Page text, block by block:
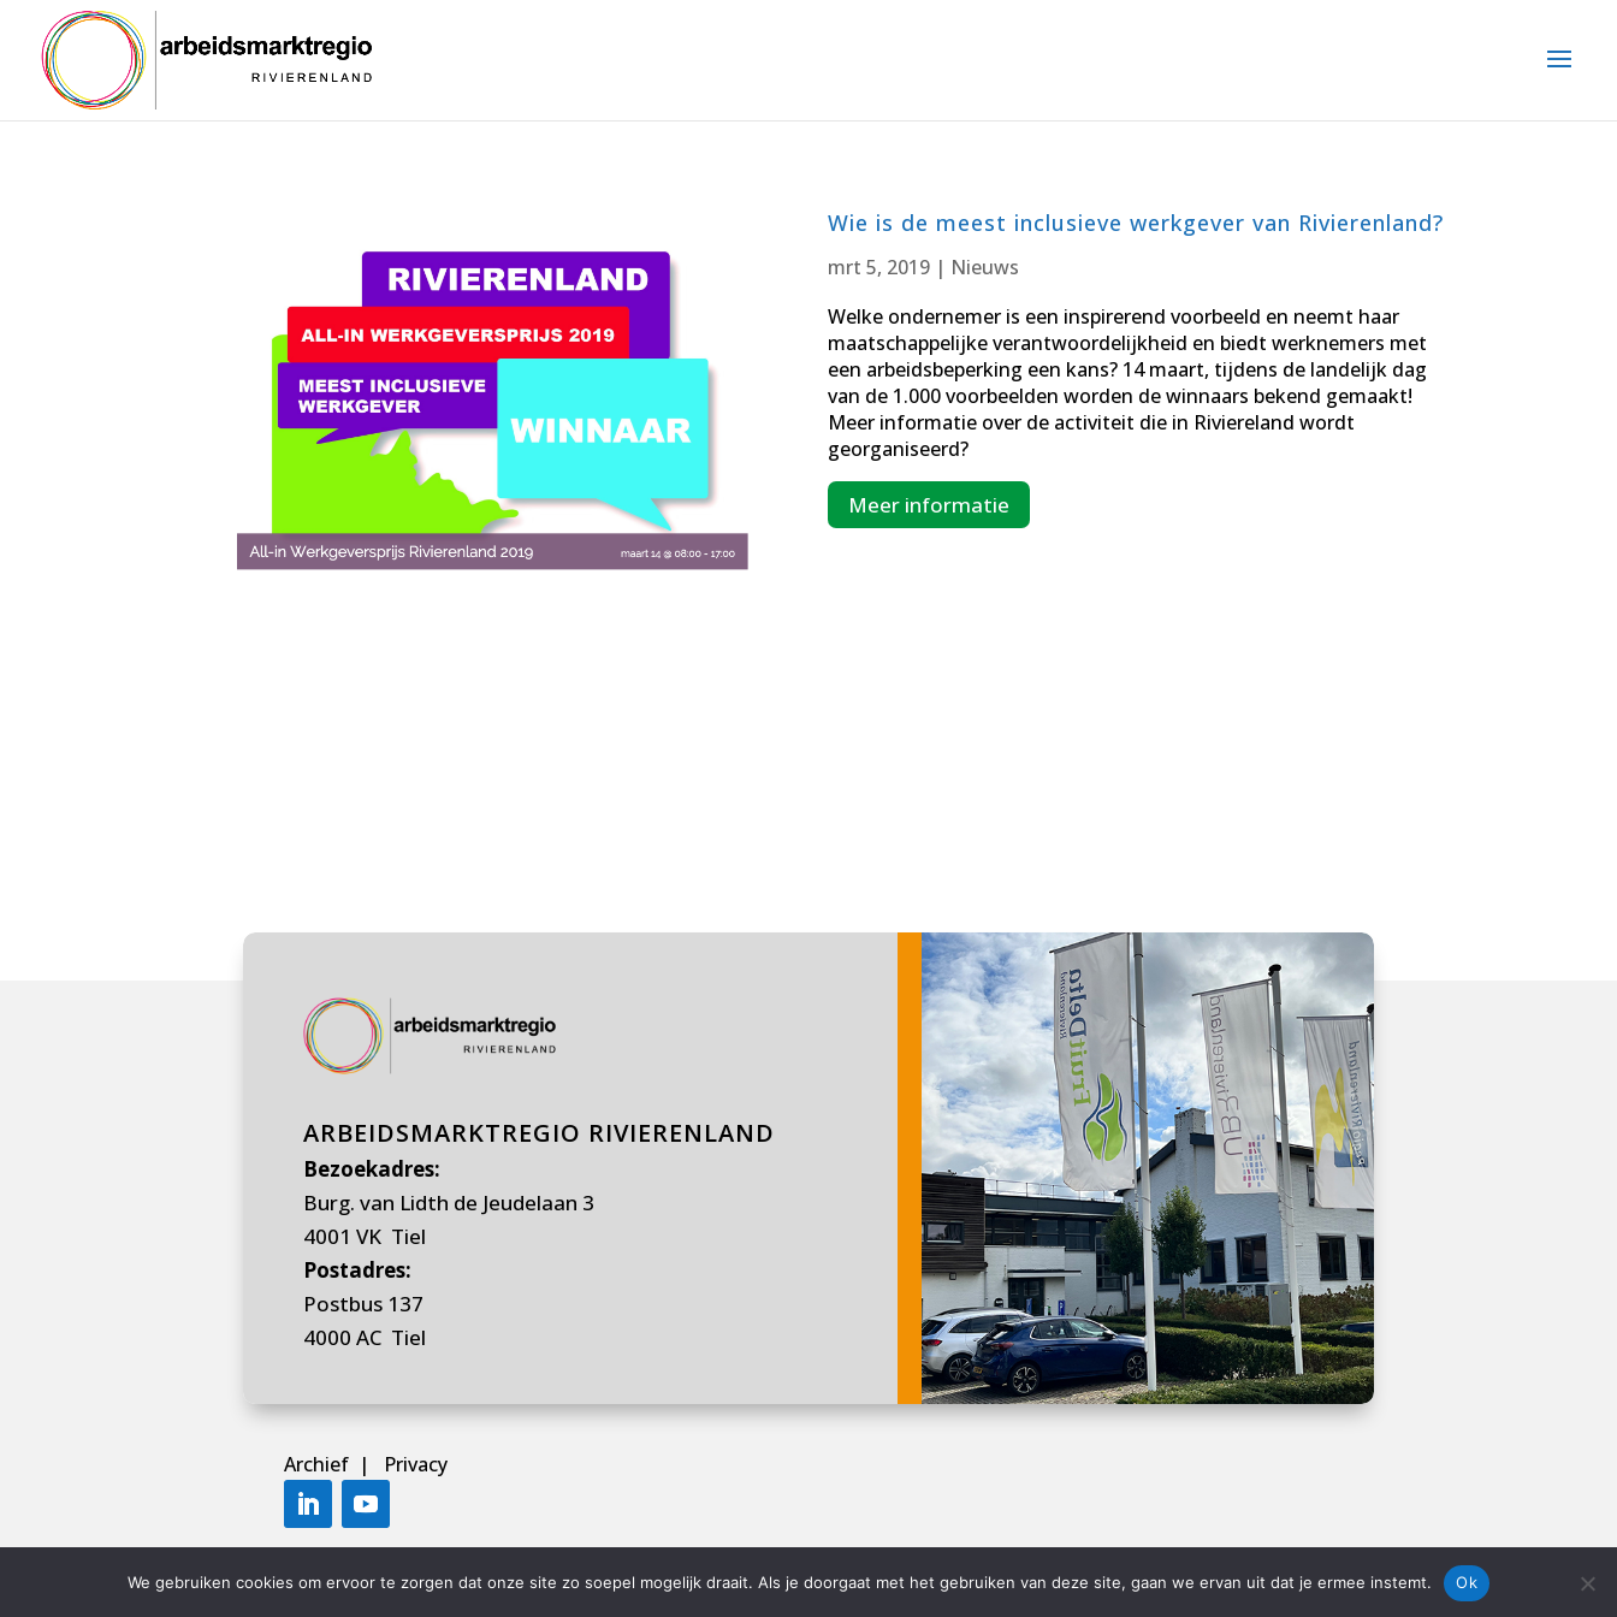
Wie is de meest inclusieve werkgever van Rivierenland?
mrt 5, 2019 | Nieuws
Welke ondernemer is een inspirerend voorbeeld en neemt haar
maatschappelijke verantwoordelijkheid en biedt werknemers met
een arbeidsbeperking een kans? 14 maart, tijdens de landelijk dag
van de 1.000 voorbeelden worden de winnaars bekend gemaakt!
Meer informatie over de activiteit die in Riviereland wordt
georganiseerd?
Meer informatie
ARBEIDSMARKTREGIO RIVIERENLAND
Bezoekadres:
Burg. van Lidth de Jeudelaan 3
4001 VK Tiel
Postadres:
Postbus 137
4000 AC Tiel
Archief | Privacy
We gebruiken cookies om ervoor te zorgen dat onze site zo soepel mogelijk draait. Als je doorgaat met het gebruiken van deze site, gaan we ervan uit dat je ermee instemt. Ok